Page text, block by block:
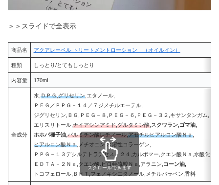
＞＞スライドで全表示
商品名 アクアレーベル トリートメントローション （オイルイン）
種類 しっとり/とてもしっとり
内容量 170mL
全成分
水, ＤＰＧ, グリセリン,エタノール,
ＰＥＧ／ＰＰＧ－１４／７ジメチルエーテル,
ジグリセリン,ＢＧ,ＰＥＧ－８,ＰＥＧ－６,ＰＥＧ－３２,キサンタンガム,
エリスリトール, ナイアシンアミド, グルタミン酸,ス クワラン,ゴマ油,
ホホバ種子油, パルミチン酸レチノール, アセチルヒアルロン酸Ｎａ,
ヒアルロン酸Ｎａ,メチオニン,水溶性コラーゲン,
ＰＰＧ－１３デシルテトラデセス－２４,カルボマー,クエン酸Ｎａ,水酸化Ｋ,
ＥＤＴＡ－２Ｎａ,クエン酸,ピロ亜硫酸Ｎａ,アラニン, コーン油,
トコフェロール,ＢＨＴ,フェノキシエタノール,メチルパラベン,香料
スクロールできます